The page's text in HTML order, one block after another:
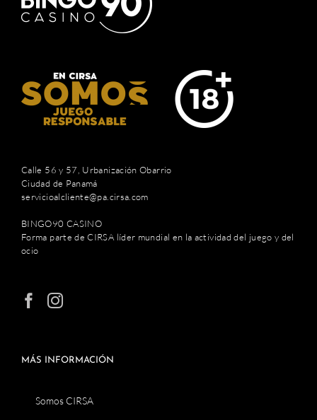
Calle 56 y 57, Urbanización Obarrio
Ciudad de Panamá
servicioalcliente@pa.cirsa.com
BINGO90 CASINO
Forma parte de CIRSA líder mundial en la actividad del juego y del
ocio
MÁS INFORMACIÓN
Somos CIRSA